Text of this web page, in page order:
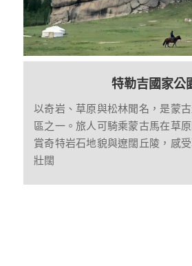
特勒吉國家公
以奇岩、草原與松林聞名，是蒙
區之一。旅人可騎乘蒙古馬在草
賞奇特岩石地貌與遼闊丘陵，感
壯闊